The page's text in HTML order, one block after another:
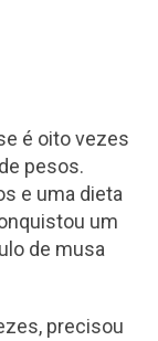
é oito vezes
pesos.
e uma dieta
um
de musa
precisou